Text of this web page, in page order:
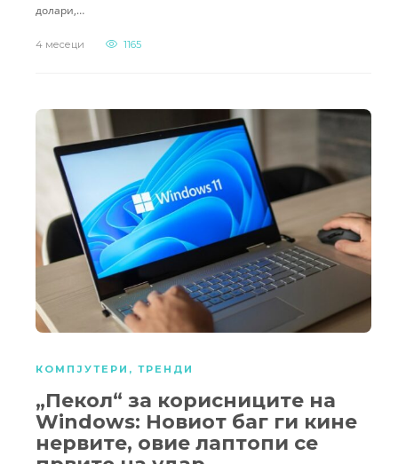
долари,…
4 месеци 1165
КОМПЈУТЕРИ , ТРЕНДИ
„Пекол“ за корисниците на
Windows: Новиот баг ги кине
нервите, овие лаптопи се